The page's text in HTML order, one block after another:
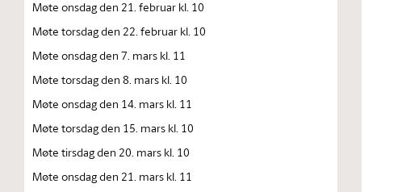
Møte onsdag den 21. februar kl. 10
Møte torsdag den 22. februar kl. 10
Møte onsdag den 7. mars kl. 11
Møte torsdag den 8. mars kl. 10
Møte onsdag den 14. mars kl. 11
Møte torsdag den 15. mars kl. 10
Møte tirsdag den 20. mars kl. 10
Møte onsdag den 21. mars kl. 11